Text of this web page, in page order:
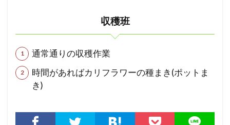
収穫班
通常通りの収穫作業
時間があればカリフラワーの種まき(ポットま
き)